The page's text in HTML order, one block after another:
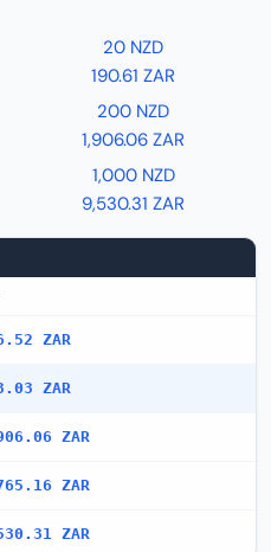
20 NZD
190.61 ZAR
200 NZD
1,906.06 ZAR
1,000 NZD
9,530.31 ZAR
ZAR
ZAR
ZAR
ZAR
ZAR